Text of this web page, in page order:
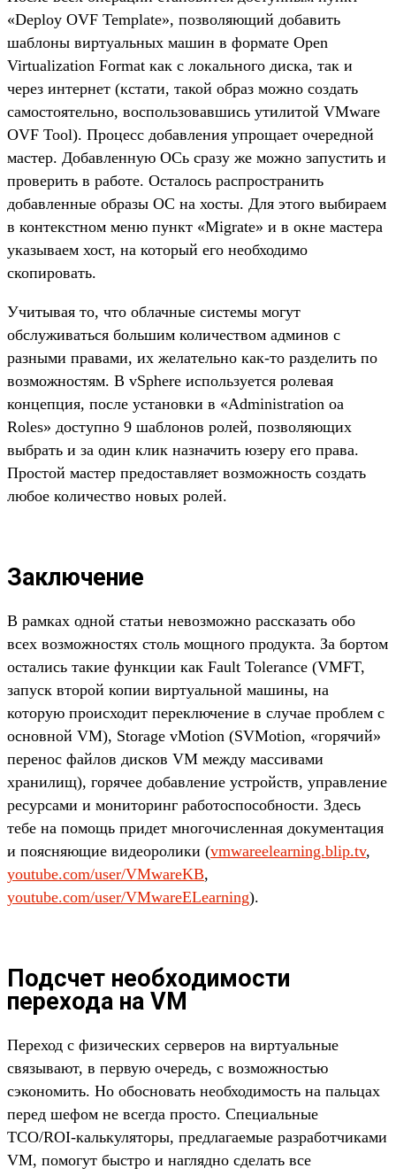
«Deploy OVF Template», позволяющий добавить
шаблоны виртуальных машин в формате Open
Virtualization Format как с локального диска, так и
через интернет (кстати, такой образ можно создать
самостоятельно, воспользовавшись утилитой VMware
OVF Tool). Процесс добавления упрощает очередной
мастер. Добавленную ОСь сразу же можно запустить и
проверить в работе. Осталось распространить
добавленные образы ОС на хосты. Для этого выбираем
в контекстном меню пункт «Migrate» и в окне мастера
указываем хост, на который его необходимо
скопировать.
Учитывая то, что облачные системы могут
обслуживаться большим количеством админов с
разными правами, их желательно как-то разделить по
возможностям. В vSphere используется ролевая
концепция, после установки в «Administration oa
Roles» доступно 9 шаблонов ролей, позволяющих
выбрать и за один клик назначить юзеру его права.
Простой мастер предоставляет возможность создать
любое количество новых ролей.
Заключение
В рамках одной статьи невозможно рассказать обо
всех возможностях столь мощного продукта. За бортом
остались такие функции как Fault Tolerance (VMFT,
запуск второй копии виртуальной машины, на
которую происходит переключение в случае проблем с
основной VM), Storage vMotion (SVMotion, «горячий»
перенос файлов дисков VM между массивами
хранилищ), горячее добавление устройств, управление
ресурсами и мониторинг работоспособности. Здесь
тебе на помощь придет многочисленная документация
и поясняющие видеоролики (vmwareelearning.blip.tv,
youtube.com/user/VMwareKB,
youtube.com/user/VMwareELearning).
Подсчет необходимости
перехода на VM
Переход с физических серверов на виртуальные
связывают, в первую очередь, с возможностью
сэкономить. Но обосновать необходимость на пальцах
перед шефом не всегда просто. Специальные
TCO/ROI-калькуляторы, предлагаемые разработчиками
VM, помогут быстро и наглядно сделать все